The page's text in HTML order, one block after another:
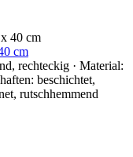
cm
rechteckig · Material:
beschichtet,
rutschhemmend